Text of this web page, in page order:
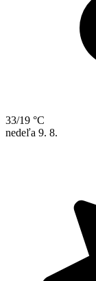
33/19 °C
nedeľa 9. 8.